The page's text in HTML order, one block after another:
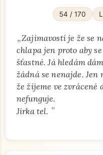
54 / 170
„Zajímavostí je že se
chlapa jen proto aby
šťastné. Já hledám
žádná se nenajde.
že žijeme ve zvrácené
nefunguje.
Jirka tel. "